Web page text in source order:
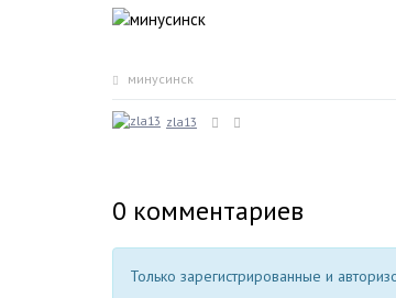
минусинск
zla13
0 комментариев
Только зарегистрированные и